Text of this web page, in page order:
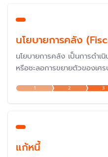
นโยบายการคลัง
นโยบายการคลัง เป็นการดำเ
หรือชะลอการขยายตัวของเ
ของรัฐบาล คือ การใช้จ่ายข
ภาษี (รายได้) รวมถึงการก่อห
1 2 3
แก้หนี้